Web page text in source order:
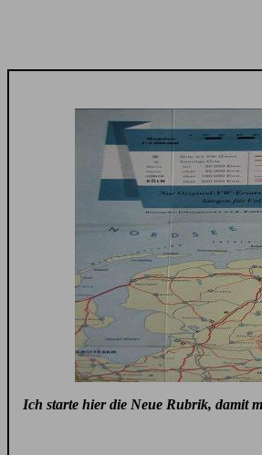
Ich starte hier die Neue Rubrik, damit